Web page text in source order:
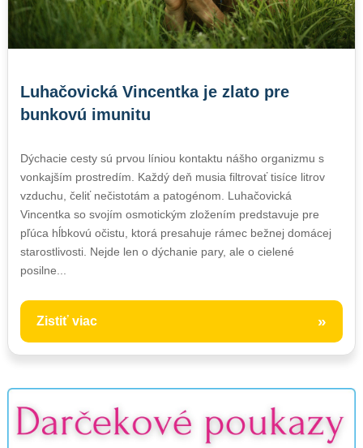
Luhačovická Vincentka je zlato pre
bunkovú imunitu
Dýchacie cesty sú prvou líniou kontaktu nášho organizmu s
vonkajším prostredím. Každý deň musia filtrovať tisíce litrov
vzduchu, čeliť nečistotám a patogénom. Luhačovická
Vincentka so svojím osmotickým zložením predstavuje pre
pľúca hĺbkovú očistu, ktorá presahuje rámec bežnej domácej
starostlivosti. Nejde len o dýchanie pary, ale o cielené
posilne...
Zistiť viac »